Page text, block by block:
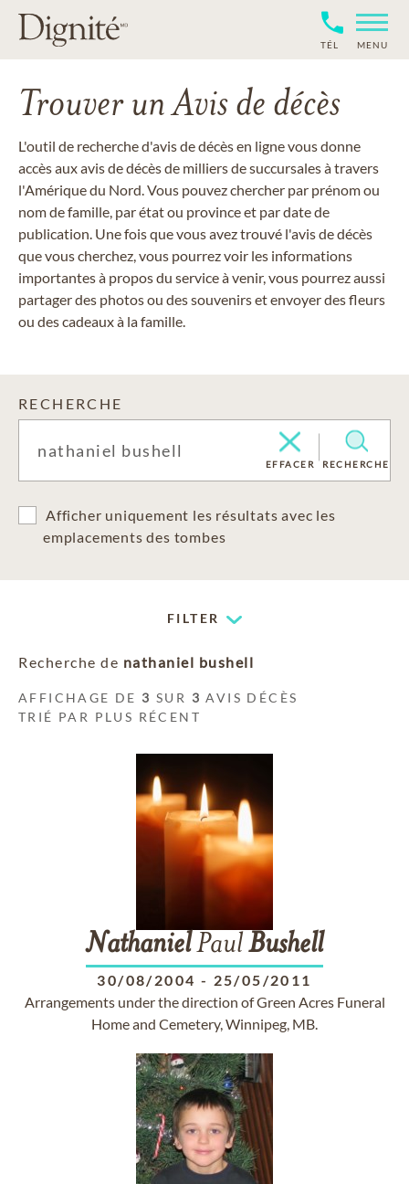
TÉL MENU
Trouver un Avis de décès
L'outil de recherche d'avis de décès en ligne vous donne
accès aux avis de décès de milliers de succursales à travers
l'Amérique du Nord. Vous pouvez chercher par prénom ou
nom de famille, par état ou province et par date de
publication. Une fois que vous avez trouvé l'avis de décès
que vous cherchez, vous pourrez voir les informations
importantes à propos du service à venir, vous pourrez aussi
partager des photos ou des souvenirs et envoyer des fleurs
ou des cadeaux à la famille.
RECHERCHE
EFFACER RECHERCHE
Afficher uniquement les résultats avec les
emplacements des tombes
FILTER
Recherche de nathaniel bushell
AFFICHAGE DE 3 SUR 3 AVIS DÉCÈS
TRIÉ PAR PLUS RÉCENT
NathanielPaulBushell
30/08/2004 - 25/05/2011
Arrangements under the direction of Green Acres Funeral
Home and Cemetery, Winnipeg, MB.